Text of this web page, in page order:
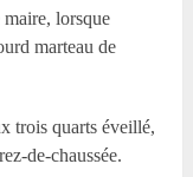
lorsque
marteau de
trois quarts éveillé,
de-chaussée.